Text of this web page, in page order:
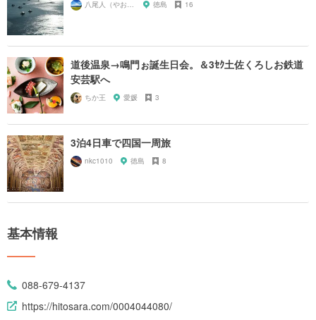
徳島 16
道後温泉→鳴門ぉ誕生日会。＆3ｾｸ土佐くろしお鉄道
安芸駅へ
ちか王 愛媛 3
3泊4日車で四国一周旅
nkc1010 徳島 8
基本情報
088-679-4137
https://hitosara.com/0004044080/